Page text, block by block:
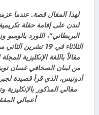
لهذا المقال قصة. عندما
لندن على إقامة حفلة
البريطاني”، اللورد
مقالاً باللغة الإنكليزية
من لبنان الصحافي غسان
أدونيس، الذي قرأ قصيدة
مقالي المذكور بالإنكليزية
أعمالي